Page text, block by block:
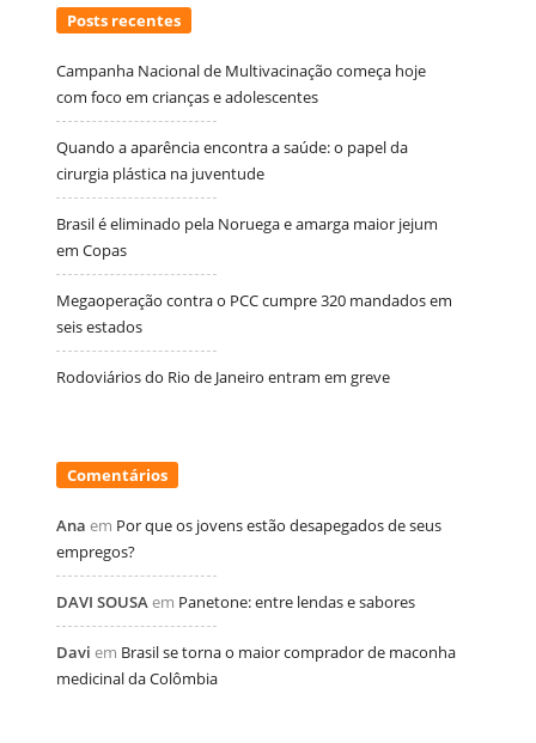
Posts recentes
Campanha Nacional de Multivacinação começa hoje
com foco em crianças e adolescentes
Quando a aparência encontra a saúde: o papel da
cirurgia plástica na juventude
Brasil é eliminado pela Noruega e amarga maior jejum
em Copas
Megaoperação contra o PCC cumpre 320 mandados em
seis estados
Rodoviários do Rio de Janeiro entram em greve
Comentários
Ana em Por que os jovens estão desapegados de seus
empregos?
DAVI SOUSAem Panetone: entre lendas e sabores
Davi em Brasil se torna o maior comprador de maconha
medicinal da Colômbia